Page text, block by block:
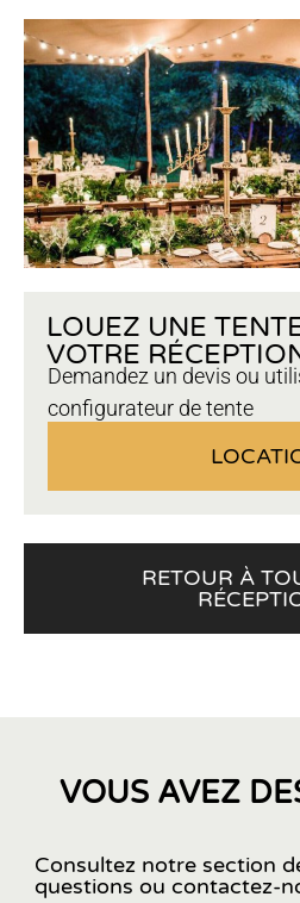
LOUEZ UNE
VOTRE
Demandez un devis ou
configurateur de tente
RETOUR À
VOUS AVEZ
Consultez notre section
questions ou contactez-